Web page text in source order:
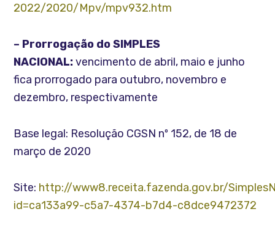
2022/2020/Mpv/mpv932.htm
– Prorrogação do SIMPLES
NACIONAL:vencimento de abril, maio e junho
fica prorrogado para outubro, novembro e
dezembro, respectivamente
Base legal: Resolução CGSN nº 152, de 18 de
março de 2020
Site: http://www8.receita.fazenda.gov.br/
id=ca133a99-c5a7-4374-b7d4-c8dce9472372